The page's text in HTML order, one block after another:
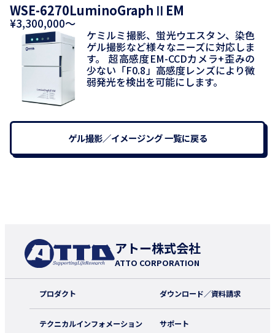
WSE-6270LuminoGraphⅡEM
¥3,300,000～
ケミルミ撮影、蛍光ウエスタン、染色
ゲル撮影など様々なニーズに対応しま
す。 超高感度EM-CCDカメラ+歪みの
少ない「F0.8」高感度レンズにより微
弱発光を検出を可能にします。
ゲル撮影／イメージング 一覧に戻る
アトー株式会社
ATTO CORPORATION
プロダクト ダウンロード／資料請求
テクニカルインフォメーション サポート